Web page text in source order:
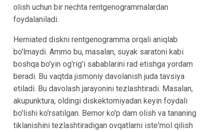
olish uchun bir nechta rentgenogrammalardan
foydalaniladi.
Herniated diskni rentgenogramma orqali aniqlab
bo'lmaydi. Ammo bu, masalan, suyak saratoni kabi
boshqa bo'yin og'rig'i sabablarini rad etishga yordam
beradi. Bu vaqtda jismoniy davolanish juda tavsiya
etiladi. Bu davolash jarayonini tezlashtiradi. Masalan,
akupunktura, oldingi diskektomiyadan keyin foydali
bo'lishi ko'rsatilgan. Bemor ko'p dam olish va tananing
tiklanishini tezlashtiradigan ovqatlarni iste'mol qilish